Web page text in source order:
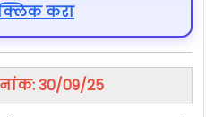
करा
30/09/25